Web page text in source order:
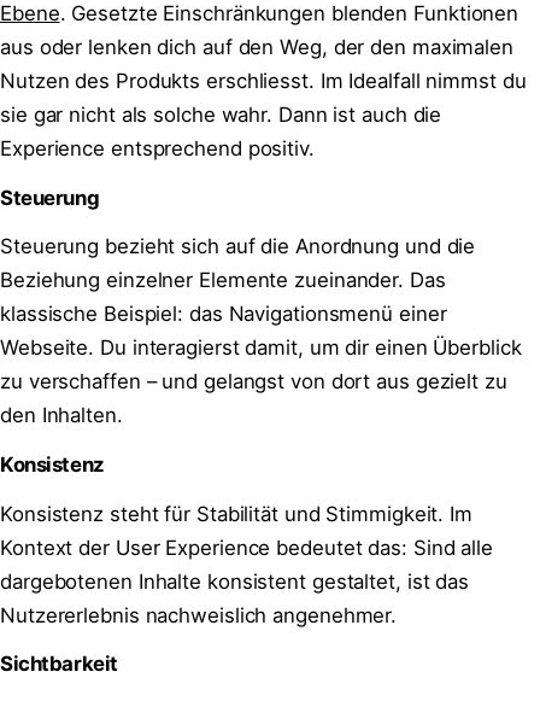
Ebene. Gesetzte Einschränkungen blenden Funktionen
aus oder lenken dich auf den Weg, der den maximalen
Nutzen des Produkts erschliesst. Im Idealfall nimmst du
sie gar nicht als solche wahr. Dann ist auch die
Experience entsprechend positiv.
Steuerung
Steuerung bezieht sich auf die Anordnung und die
Beziehung einzelner Elemente zueinander. Das
klassische Beispiel: das Navigationsmenü einer
Webseite. Du interagierst damit, um dir einen Überblick
zu verschaffen – und gelangst von dort aus gezielt zu
den Inhalten.
Konsistenz
Konsistenz steht für Stabilität und Stimmigkeit. Im
Kontext der User Experience bedeutet das: Sind alle
dargebotenen Inhalte konsistent gestaltet, ist das
Nutzererlebnis nachweislich angenehmer.
Sichtbarkeit